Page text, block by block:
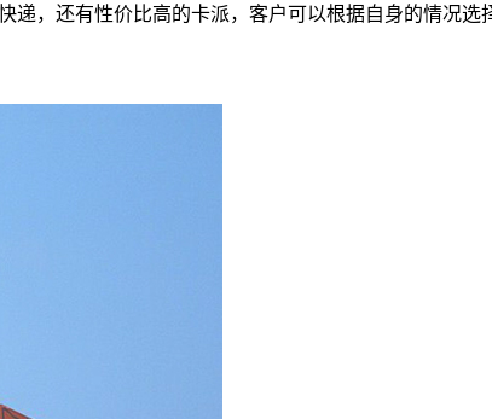
，还有性价比高的卡派，客户可以根据自身的情况选